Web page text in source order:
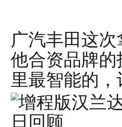
广汽丰田这次
他合资品牌
里最智能的